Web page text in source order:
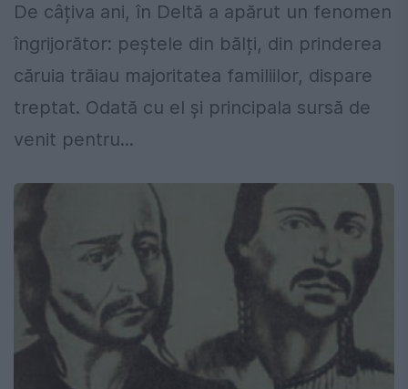
De câțiva ani, în Deltă a apărut un fenomen
îngrijorător: peştele din bălți, din prinderea
căruia trăiau majoritatea familiilor, dispare
treptat. Odată cu el și principala sursă de
venit pentru...